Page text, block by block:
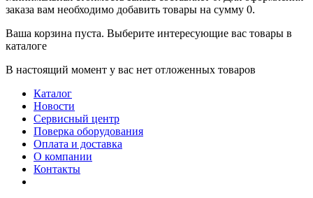
заказа вам необходимо добавить товары на сумму 0.
Ваша корзина пуста. Выберите интересующие вас товары в
каталоге
В настоящий момент у вас нет отложенных товаров
Каталог
Новости
Сервисный центр
Поверка оборудования
Оплата и доставка
О компании
Контакты